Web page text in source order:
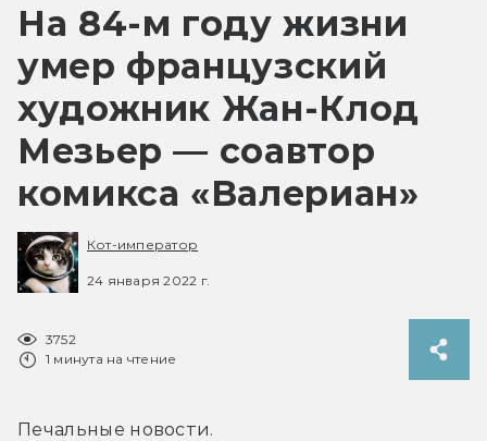
На 84-м году жизни
умер французский
художник Жан-Клод
Мезьер — соавтор
комикса «Валериан»
Кот-император
24 января 2022 г.
3752
1 минута на чтение
Печальные новости.